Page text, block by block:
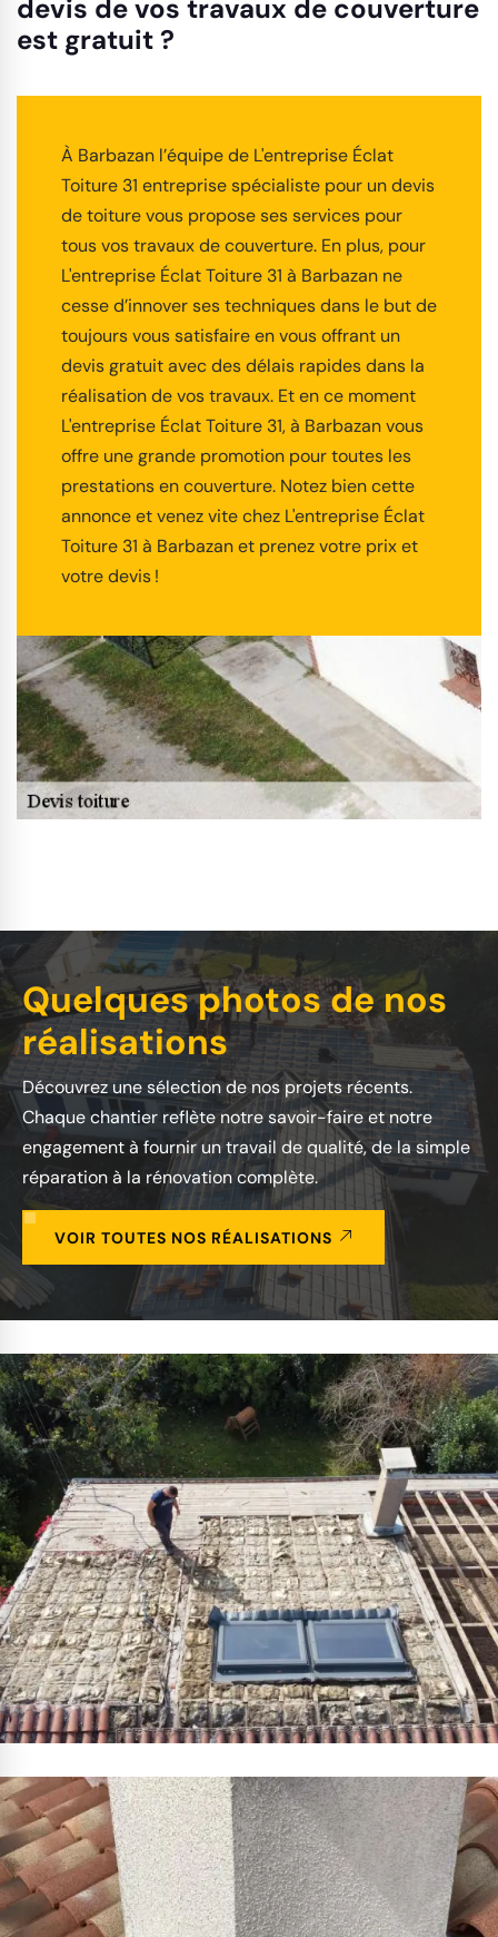
devis de vos travaux de couverture
est gratuit ?
À Barbazan l’équipe de L'entreprise Éclat
Toiture 31 entreprise spécialiste pour un devis
de toiture vous propose ses services pour
tous vos travaux de couverture. En plus, pour
L'entreprise Éclat Toiture 31 à Barbazan ne
cesse d’innover ses techniques dans le but de
toujours vous satisfaire en vous offrant un
devis gratuit avec des délais rapides dans la
réalisation de vos travaux. Et en ce moment
L'entreprise Éclat Toiture 31, à Barbazan vous
offre une grande promotion pour toutes les
prestations en couverture. Notez bien cette
annonce et venez vite chez L'entreprise Éclat
Toiture 31 à Barbazan et prenez votre prix et
votre devis !
Quelques photos de nos
réalisations
Découvrez une sélection de nos projets récents.
Chaque chantier reflète notre savoir-faire et notre
engagement à fournir un travail de qualité, de la simple
réparation à la rénovation complète.
VOIR TOUTES NOS RÉALISATIONS